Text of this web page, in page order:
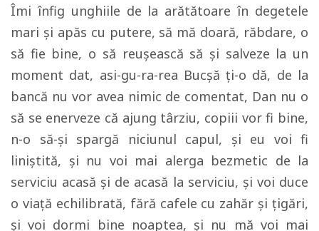
Îmi înfig unghiile de la arătătoare în degetele
mari şi apăs cu putere, să mă doară, răbdare, o
să fie bine, o să reuşească să şi salveze la un
moment dat, asi-gu-ra-rea Bucşă ţi-o dă, de la
bancă nu vor avea nimic de comentat, Dan nu o
să se enerveze că ajung târziu, copiii vor fi bine,
n-o să-şi spargă niciunul capul, şi eu voi fi
liniştită, şi nu voi mai alerga bezmetic de la
serviciu acasă şi de acasă la serviciu, şi voi duce
o viaţă echilibrată, fără cafele cu zahăr şi ţigări,
şi voi dormi bine noaptea, şi nu mă voi mai